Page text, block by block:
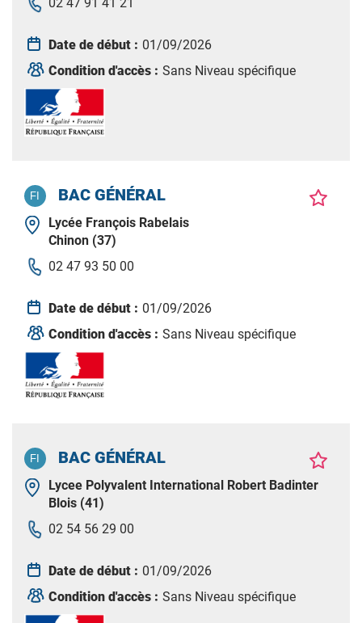
Date de début : 01/09/2026
Condition d'accès : Sans Niveau spécifique
BAC GÉNÉRAL
Lycée François Rabelais
Chinon (37)
02 47 93 50 00
Date de début : 01/09/2026
Condition d'accès : Sans Niveau spécifique
BAC GÉNÉRAL
Lycee Polyvalent International Robert Badinter
Blois (41)
02 54 56 29 00
Date de début : 01/09/2026
Condition d'accès : Sans Niveau spécifique